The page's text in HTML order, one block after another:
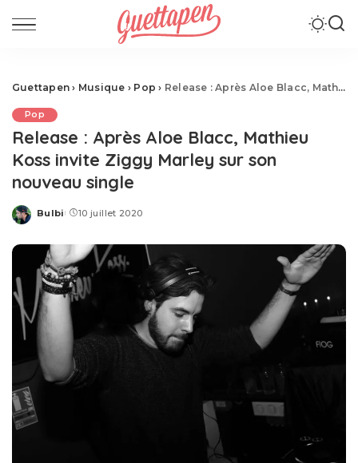
Guettapen › Musique › Pop › Release : Après Aloe Blacc, Mathieu Koss invite Ziggy Marley sur son nouveau single
Pop
Release : Après Aloe Blacc, Mathieu
Koss invite Ziggy Marley sur son
nouveau single
Posted
Bulbi 10 juillet 2020